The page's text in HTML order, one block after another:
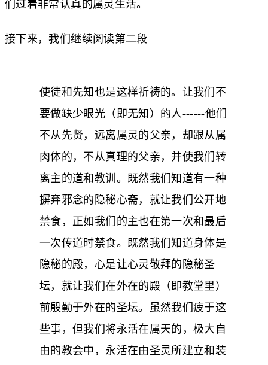
们过着非常认真的属灵生活。
接下来，我们继续阅读第二段
使徒和先知也是这样祈祷的。让我们不
要做缺少眼光（即无知）的人------他们
不从先贤，远离属灵的父亲，却跟从属
肉体的，不从真理的父亲，并使我们转
离主的道和教训。既然我们知道有一种
摒弃邪念的隐秘心斋，就让我们公开地
禁食，正如我们的主也在第一次和最后
一次传道时禁食。既然我们知道身体是
隐秘的殿，心是让心灵敬拜的隐秘圣
坛，就让我们在外在的殿（即教堂里）
前殷勤于外在的圣坛。虽然我们疲于这
些事，但我们将永活在属天的，极大自
由的教会中，永活在由圣灵所建立和装